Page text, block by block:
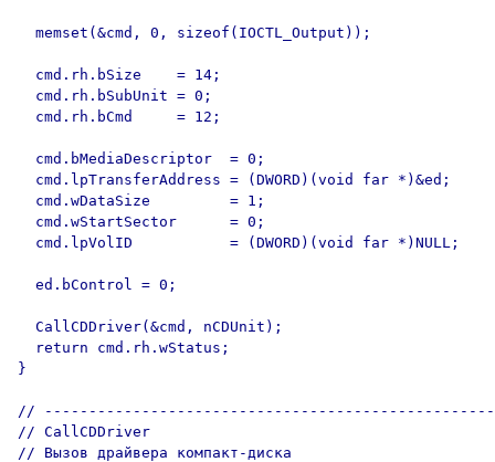
  memset(&cmd, 0, sizeof(IOCTL_Output));
  cmd.rh.bSize    = 14;
  cmd.rh.bSubUnit = 0;
  cmd.rh.bCmd     = 12;
  cmd.bMediaDescriptor  = 0;
  cmd.lpTransferAddress = (DWORD)(void far *)&ed;
  cmd.wDataSize         = 1;
  cmd.wStartSector      = 0;
  cmd.lpVolID           = (DWORD)(void far *)NULL;
  ed.bControl = 0;
  CallCDDriver(&cmd, nCDUnit);
  return cmd.rh.wStatus;
}
// ---------------------------------------------------
// CallCDDriver
// Вызов драйвера компакт-диска